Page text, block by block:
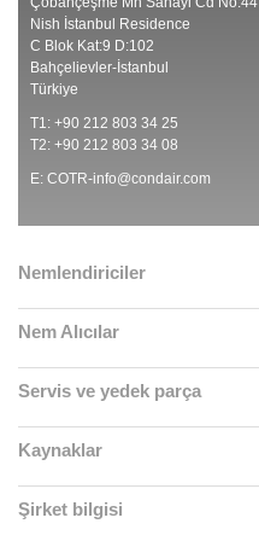
Nish İstanbul Residence
C Blok Kat:9 D:102
Bahçelievler-İstanbul
Türkiye
T1: +90 212 803 34 25
T2: +90 212 803 34 08
E: COTR-info@condair.com
Nemlendiriciler
Nem Alıcılar
Servis ve yedek parça
Kaynaklar
Şirket bilgisi